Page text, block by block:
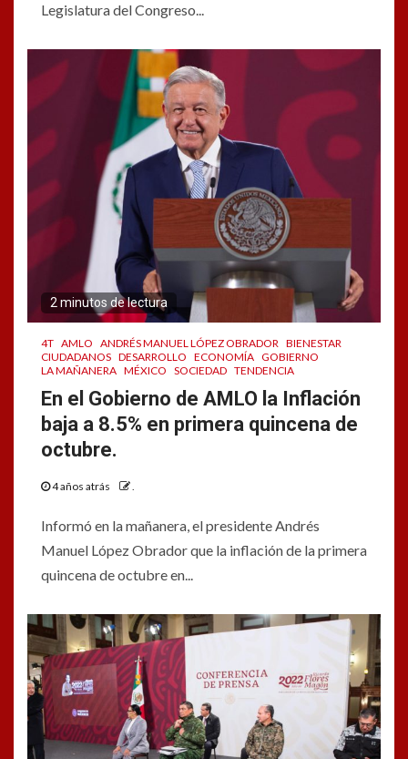
Legislatura del Congreso...
2 minutos de lectura
4T AMLO ANDRÉS MANUEL LÓPEZ OBRADOR BIENESTAR
CIUDADANOS DESARROLLO ECONOMÍA GOBIERNO
LA MAÑANERA MÉXICO SOCIEDAD TENDENCIA
En el Gobierno de AMLO la Inflación
baja a 8.5% en primera quincena de
octubre.
4 años atrás .
Informó en la mañanera, el presidente Andrés
Manuel López Obrador que la inflación de la primera
quincena de octubre en...